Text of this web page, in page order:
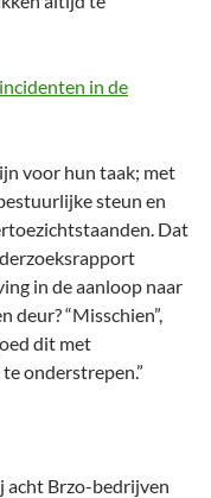
in de
voor hun taak; met
steun en
Dat
in de aanloop naar
deur? “Misschien”,
dit met
onderstrepen.”
acht Brzo-bedrijven